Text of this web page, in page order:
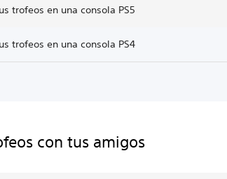
trofeos en una consola PS5
trofeos en una consola PS4
con tus amigos